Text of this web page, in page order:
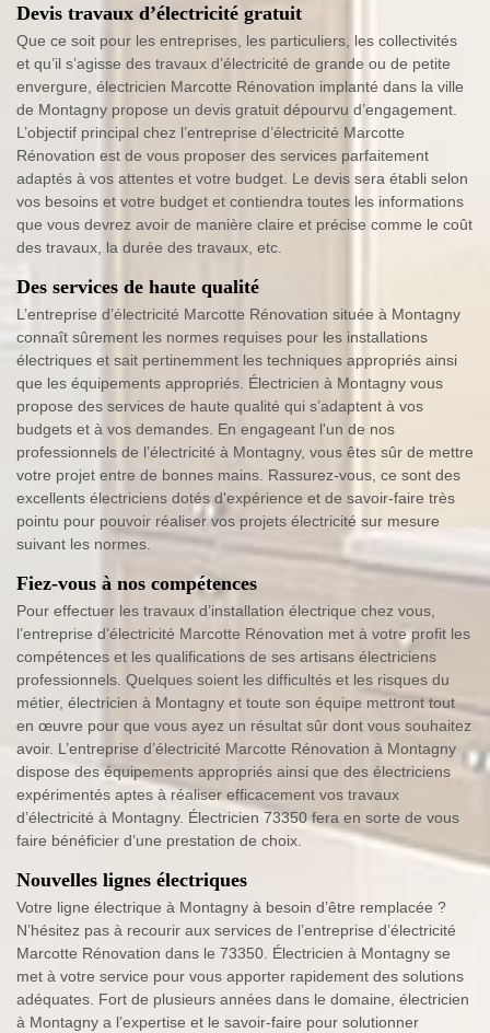
Devis travaux d’électricité gratuit
Que ce soit pour les entreprises, les particuliers, les collectivités
et qu’il s’agisse des travaux d’électricité de grande ou de petite
envergure, électricien Marcotte Rénovation implanté dans la ville
de Montagny propose un devis gratuit dépourvu d’engagement.
L’objectif principal chez l’entreprise d’électricité Marcotte
Rénovation est de vous proposer des services parfaitement
adaptés à vos attentes et votre budget. Le devis sera établi selon
vos besoins et votre budget et contiendra toutes les informations
que vous devrez avoir de manière claire et précise comme le coût
des travaux, la durée des travaux, etc.
Des services de haute qualité
L’entreprise d’électricité Marcotte Rénovation située à Montagny
connaît sûrement les normes requises pour les installations
électriques et sait pertinemment les techniques appropriés ainsi
que les équipements appropriés. Électricien à Montagny vous
propose des services de haute qualité qui s’adaptent à vos
budgets et à vos demandes. En engageant l'un de nos
professionnels de l’électricité à Montagny, vous êtes sûr de mettre
votre projet entre de bonnes mains. Rassurez-vous, ce sont des
excellents électriciens dotés d'expérience et de savoir-faire très
pointu pour pouvoir réaliser vos projets électricité sur mesure
suivant les normes.
Fiez-vous à nos compétences
Pour effectuer les travaux d’installation électrique chez vous,
l’entreprise d’électricité Marcotte Rénovation met à votre profit les
compétences et les qualifications de ses artisans électriciens
professionnels. Quelques soient les difficultés et les risques du
métier, électricien à Montagny et toute son équipe mettront tout
en œuvre pour que vous ayez un résultat sûr dont vous souhaitez
avoir. L’entreprise d’électricité Marcotte Rénovation à Montagny
dispose des équipements appropriés ainsi que des électriciens
expérimentés aptes à réaliser efficacement vos travaux
d’électricité à Montagny. Électricien 73350 fera en sorte de vous
faire bénéficier d’une prestation de choix.
Nouvelles lignes électriques
Votre ligne électrique à Montagny à besoin d’être remplacée ?
N’hésitez pas à recourir aux services de l’entreprise d’électricité
Marcotte Rénovation dans le 73350. Électricien à Montagny se
met à votre service pour vous apporter rapidement des solutions
adéquates. Fort de plusieurs années dans le domaine, électricien
à Montagny a l’expertise et le savoir-faire pour solutionner